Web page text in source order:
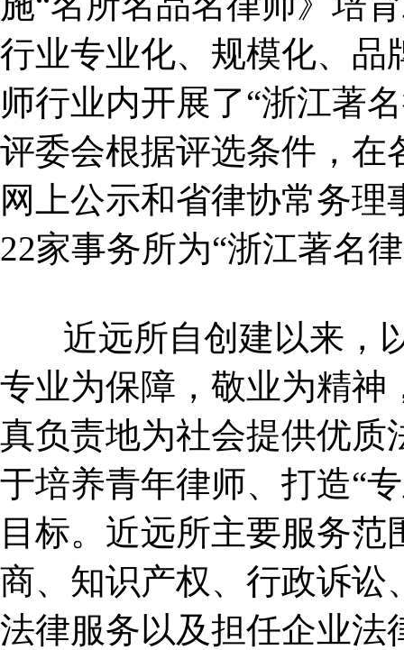
行业专业化、规模化、品
师行业内开展了“浙江著
评委会根据评选条件，在
网上公示和省律协常务
22家事务所为“浙江著名
近远所自创建以来，
专业为保障，敬业为精神
真负责地为社会提供优质
于培养青年律师、打造“
目标。近远所主要服务
商、知识产权、行政诉讼
法律服务以及担任企业法